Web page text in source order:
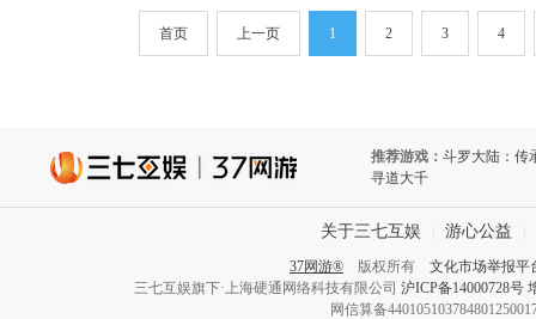
首页 上一页 1 2 3 4
推荐游戏： 斗罗大陆：传
寻道大千
关于三七互娱 游心公益
37网游® 版权所有 文化市场举报平
三七互娱旗下·上海硬通网络科技有限公司 沪ICP备14000728号
网信算备